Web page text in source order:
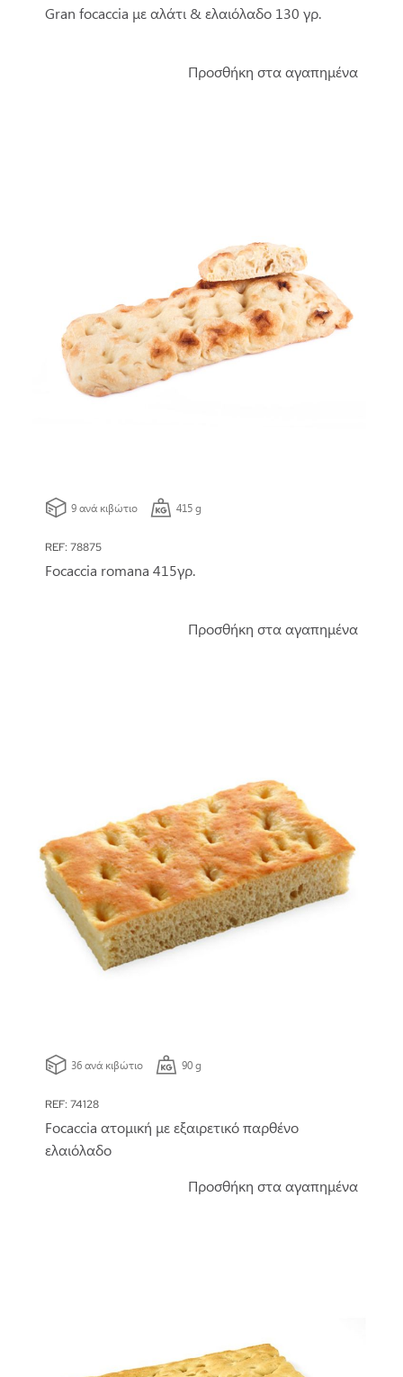
Gran focaccia με αλάτι & ελαιόλαδο 130 γρ.
Προσθήκη στα αγαπημένα
9 ανά κιβώτιο 415 g
REF: 78875
Focaccia romana 415γρ.
Προσθήκη στα αγαπημένα
36 ανά κιβώτιο 90 g
REF: 74128
Focaccia ατομική με εξαιρετικό παρθένο
ελαιόλαδο
Προσθήκη στα αγαπημένα